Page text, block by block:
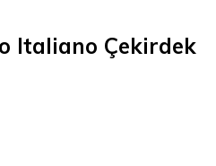
Italiano Çekirdek